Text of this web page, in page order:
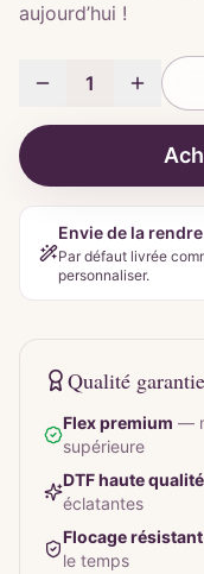
aujourd’hui !
1
Envie de la
Par défaut livrée
personnaliser.
Qualité garantie
Flex premium —
supérieure
DTF haute qualité
éclatantes
Flocage résistant
le temps